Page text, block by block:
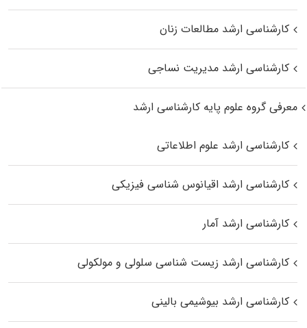
کارشناسی ارشد مطالعات زنان
کارشناسی ارشد مدیریت نساجی
معرفی گروه علوم پایه کارشناسی ارشد
کارشناسی ارشد علوم اطلاعاتی
کارشناسی ارشد اقیانوس‌ شناسی فیزیکی
کارشناسی ارشد آمار
کارشناسی ارشد زیست شناسی سلولی و مولکولی
کارشناسی ارشد بیوشیمی بالینی